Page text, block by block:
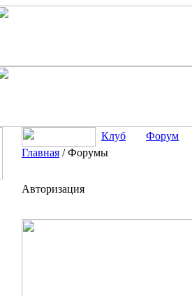
Клуб
Форум
Главная /Форумы
Авторизация